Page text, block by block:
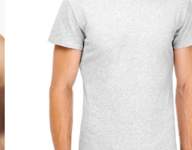
Размеры
100
104